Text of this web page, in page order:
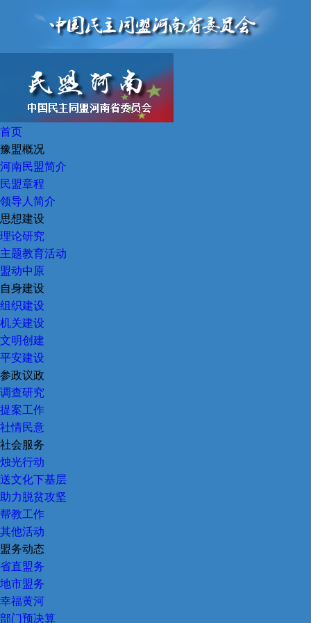
首页
豫盟概况
河南民盟简介
民盟章程
领导人简介
思想建设
理论研究
主题教育活动
盟动中原
自身建设
组织建设
机关建设
文明创建
平安建设
参政议政
调查研究
提案工作
社情民意
社会服务
烛光行动
送文化下基层
助力脱贫攻坚
帮教工作
其他活动
盟务动态
省直盟务
地市盟务
幸福黄河
部门预决算